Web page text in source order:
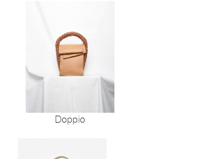
Doppio